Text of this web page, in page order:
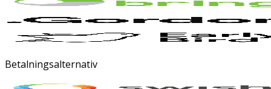
Betalningsalternativ